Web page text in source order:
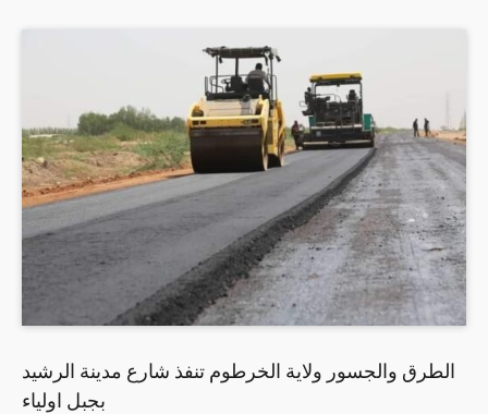
الطرق والجسور ولاية الخرطوم تنفذ شارع مدينة الرشيد
بجبل اولياء